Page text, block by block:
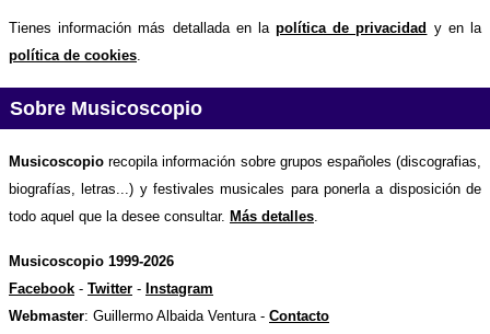
Tienes información más detallada en lapolítica de privacidad y en la
política de cookies
Sobre Musicoscopio
Musicoscopio recopila información sobre grupos españoles (discografias,
biografías, letras...) y festivales musicales para ponerla a disposición de
todo aquel que la desee consultar. Más detalles.
Musicoscopio 1999-2026
Facebook - Twitter - Instagram
Webmaster: Guillermo Albaida Ventura - Contacto